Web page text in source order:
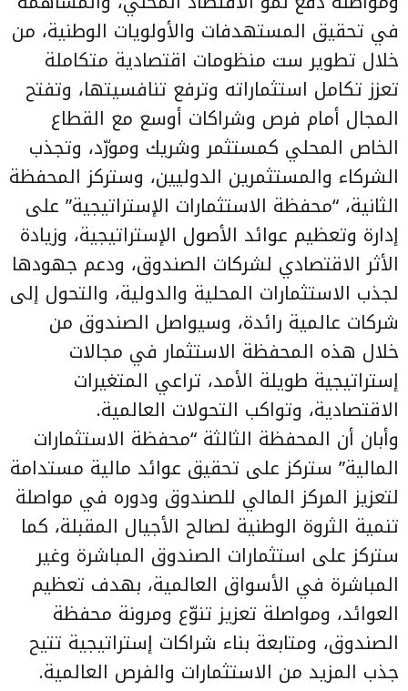
في تحقيق المستهدفات والأولويات الوطنية، من
خلال تطوير ست منظومات اقتصادية متكاملة
تعزز تكامل استثماراته وترفع تنافسيتها، وتفتح
المجال أمام فرص وشراكات أوسع مع القطاع
الخاص المحلي كمستثمر وشريك ومورّد، وتجذب
الشركاء والمستثمرين الدوليين، وستركز المحفظة
الثانية، “محفظة الاستثمارات الإستراتيجية” على
إدارة وتعظيم عوائد الأصول الإستراتيجية، وزيادة
الأثر الاقتصادي لشركات الصندوق، ودعم جهودها
لجذب الاستثمارات المحلية والدولية، والتحول إلى
شركات عالمية رائدة، وسيواصل الصندوق من
خلال هذه المحفظة الاستثمار في مجالات
إستراتيجية طويلة الأمد، تراعي المتغيرات
الاقتصادية، وتواكب التحولات العالمية.
وأبان أن المحفظة الثالثة “محفظة الاستثمارات
المالية” ستركز على تحقيق عوائد مالية مستدامة
لتعزيز المركز المالي للصندوق ودوره في مواصلة
تنمية الثروة الوطنية لصالح الأجيال المقبلة، كما
ستركز على استثمارات الصندوق المباشرة وغير
المباشرة في الأسواق العالمية، بهدف تعظيم
العوائد، ومواصلة تعزيز تنوّع ومرونة محفظة
الصندوق، ومتابعة بناء شراكات إستراتيجية تتيح
جذب المزيد من الاستثمارات والفرص العالمية.